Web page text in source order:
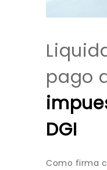
pago
DGI
Como firma